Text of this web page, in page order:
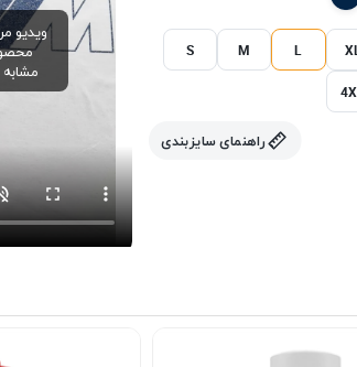
S M L XL
راهنمای سایزبندی
ویدیو